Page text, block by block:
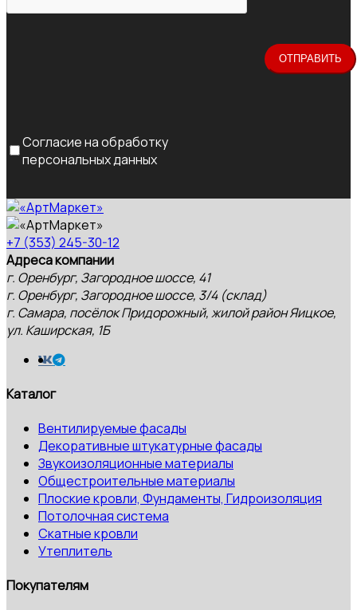
Согласие на обработку
персональных данных
+7 (353) 245-30-12
Адреса компании
г. Оренбург, Загородное шоссе, 41
г. Оренбург, Загородное шоссе, 3/4 (склад)
г. Самара, посёлок Придорожный, жилой район Яицкое,
ул. Каширская, 1Б
Каталог
Вентилируемые фасады
Декоративные штукатурные фасады
Звукоизоляционные материалы
Общестроительные материалы
Плоские кровли, Фундаменты, Гидроизоляция
Потолочная система
Скатные кровли
Утеплитель
Покупателям